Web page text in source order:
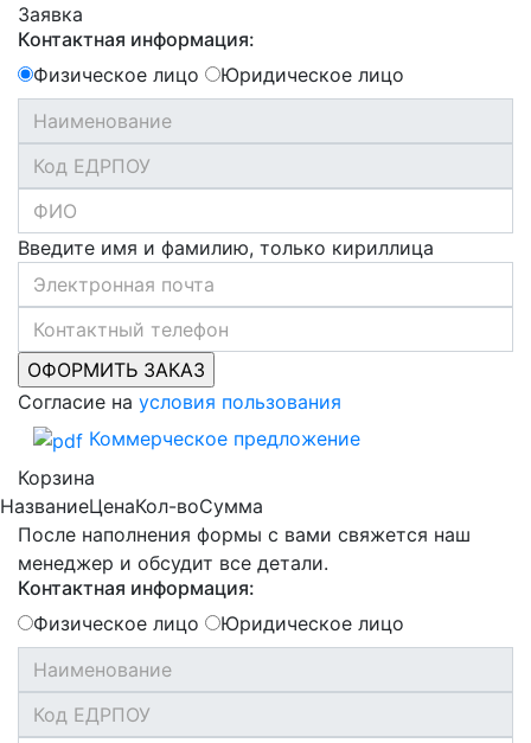
Заявка
Контактная информация:
Физическое лицо
Юридическое лицо
Введите имя и фамилию, только кириллица
Согласие на условия пользования
Коммерческое предложение
Корзина
НазваниеЦенаКол-воСумма
После наполнения формы с вами свяжется наш
менеджер и обсудит все детали.
Контактная информация:
Физическое лицо
Юридическое лицо